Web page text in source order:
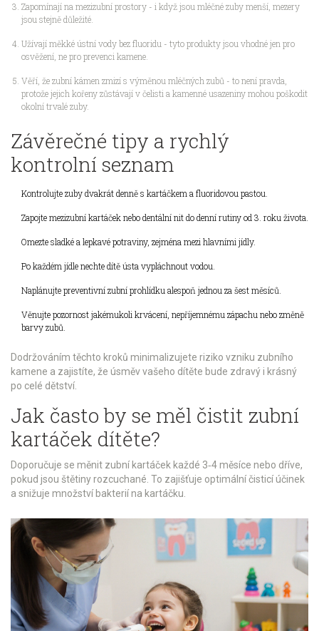
Zapomínají na mezizubní prostory - i když jsou mléčné zuby menší, mezery
jsou stejně důležité.
Užívají měkké ústní vody bez fluoridu - tyto produkty jsou vhodné jen pro
osvěžení, ne pro prevenci kamene.
Věří, že zubní kámen zmizí s výměnou mléčných zubů - to není pravda,
protože jejich kořeny zůstávají v čelisti a kamenné usazeniny mohou poškodit
okolní trvalé zuby.
Závěrečné tipy a rychlý
kontrolní seznam
Kontrolujte zuby dvakrát denně s kartáčkem a fluoridovou pastou.
Zapojte mezizubní kartáček nebo dentální nit do denní rutiny od 3. roku života.
Omezte sladké a lepkavé potraviny, zejména mezi hlavními jídly.
Po každém jídle nechte dítě ústa vypláchnout vodou.
Naplánujte preventivní zubní prohlídku alespoň jednou za šest měsíců.
Věnujte pozornost jakémukoli krvácení, nepříjemnému zápachu nebo změně
barvy zubů.
Dodržováním těchto kroků minimalizujete riziko vzniku zubního
kamene a zajistíte, že úsměv vašeho dítěte bude zdravý i krásný
po celé dětství.
Jak často by se měl čistit zubní
kartáček dítěte?
Doporučuje se měnit zubní kartáček každé 3‑4 měsíce nebo dříve,
pokud jsou štětiny rozcuchané. To zajišťuje optimální čisticí účinek
a snižuje množství bakterií na kartáčku.